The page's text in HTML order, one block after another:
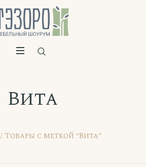
Вита
/ Товары с меткой “Вита”